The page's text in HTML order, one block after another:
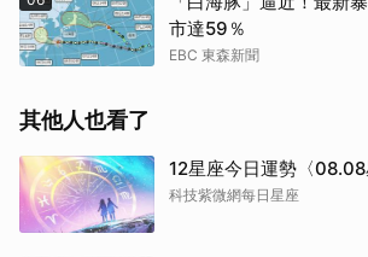
市達59％
EBC 東森新聞
其他人也看了
12星座今日運勢〈08.08
科技紫微網每日星座